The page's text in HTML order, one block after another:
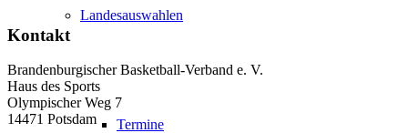
Landesauswahlen
Termine
Kontakt
Brandenburgischer Basketball-Verband e. V.
Haus des Sports
Olympischer Weg 7
14471 Potsdam